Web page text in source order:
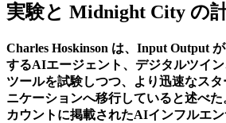
実験と Midnight City の
Charles Hoskinson は、Input Output
するAIエージェント、デジタルツイ
ツールを試験しつつ、より迅速なス
ニケーションへ移行していると述べ
カウントに掲載されたAIインフルエン